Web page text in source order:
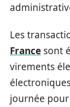
Les
France sont
virements
journée pour